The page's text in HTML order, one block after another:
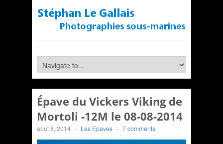
Épave du Vickers Viking de
Mortoli -12M le 08-08-2014
août 8, 2014 - Les Epaves - 7 comments